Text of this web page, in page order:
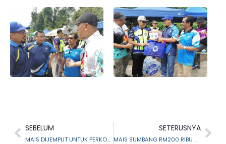
SEBELUM
MAIS DIJEMPUT UNTUK PERKONGSIAN SLOT PERKHIDMATAN MAIS DALAM KURSUS INDUKSI ASNAF MUALLAF BIL. 3/2022
SETERUSNYA
MAIS SUMBANG RM200 RIBU KEPADA JAKESS, BANTU PELAKSANAAN HAKAM DI NEGERI SELANGOR